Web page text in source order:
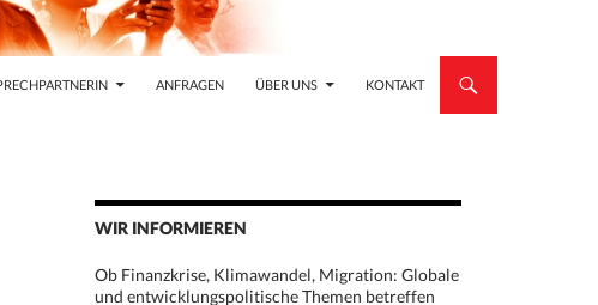
ANFRAGEN ÜBER UNS KONTAKT
WIR INFORMIEREN
Ob Finanzkrise, Klimawandel, Migration: Globale
und entwicklungspolitische Themen betreffen